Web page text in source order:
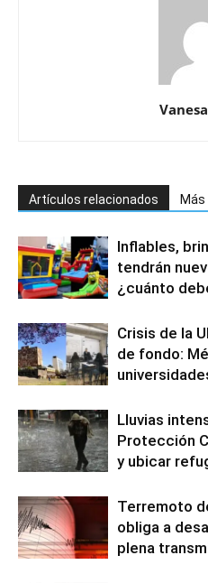
Artículos relacionados
Inflables,
tendrán
¿cuánto
Crisis de la
de fondo:
Lluvias
Protección
y ubicar
Terremoto
obliga a
plena